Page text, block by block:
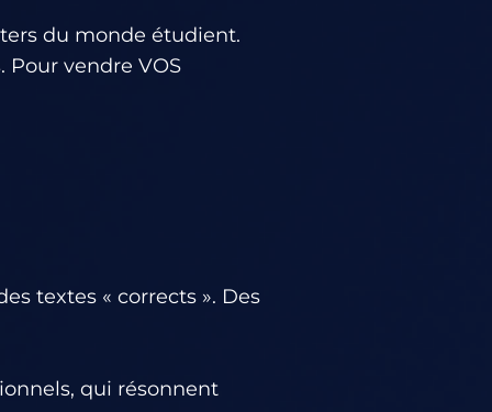
du monde étudient.
vendre VOS
textes « corrects ». Des
qui résonnent